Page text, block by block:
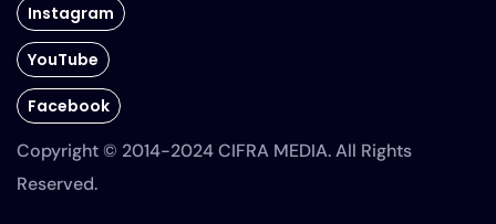
Instagram
YouTube
Facebook
Copyright © 2014-2024 CIFRA MEDIA. All Rights
Reserved.